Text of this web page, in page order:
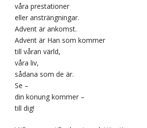
våra prestationer
eller ansträngningar.
Advent är ankomst.
Advent är Han som kommer
till våran värld,
våra liv,
sådana som de är.
Se –
din konung kommer –
till dig!